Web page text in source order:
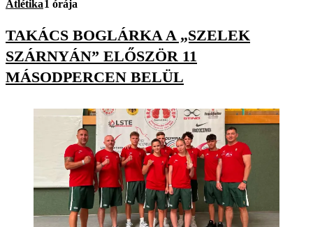
Atlétika1 órája
TAKÁCS BOGLÁRKA A „SZELEK
SZÁRNYÁN” ELŐSZÖR 11
MÁSODPERCEN BELÜL